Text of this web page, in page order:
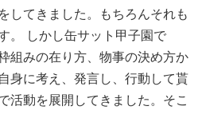
してきました。もちろんそれも
。 しかし缶サット甲子園で
組みの在り方、物事の決め方か
身に考え、発言し、行動して貰
活動を展開してきました。そこ